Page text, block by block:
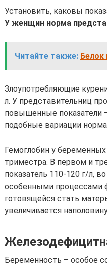
Установить, каковы
У женщин норма
Читайте также: Белок
Злоупотребляющие
л. У представительниц
повышенные показатели
подобные вариации
Гемоглобин у
триместра. В первом и
показатель 110-120 г/л,
особенными процессами
готовящейся стать
увеличивается
Беременность – особое